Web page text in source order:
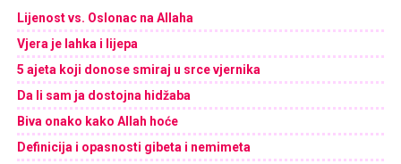
Lijenost vs. Oslonac na Allaha
Vjera je lahka i lijepa
5 ajeta koji donose smiraj u srce vjernika
Da li sam ja dostojna hidžaba
Biva onako kako Allah hoće
Definicija i opasnosti gibeta i nemimeta